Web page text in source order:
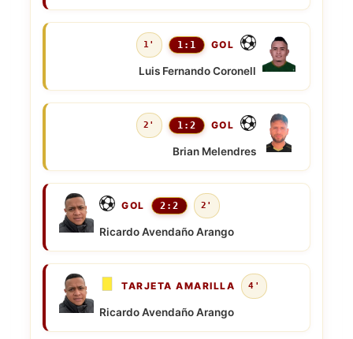
1' 1:1 GOL
Luis Fernando Coronell
2' 1:2 GOL
Brian Melendres
GOL 2:2 2'
Ricardo Avendaño Arango
TARJETA AMARILLA 4'
Ricardo Avendaño Arango